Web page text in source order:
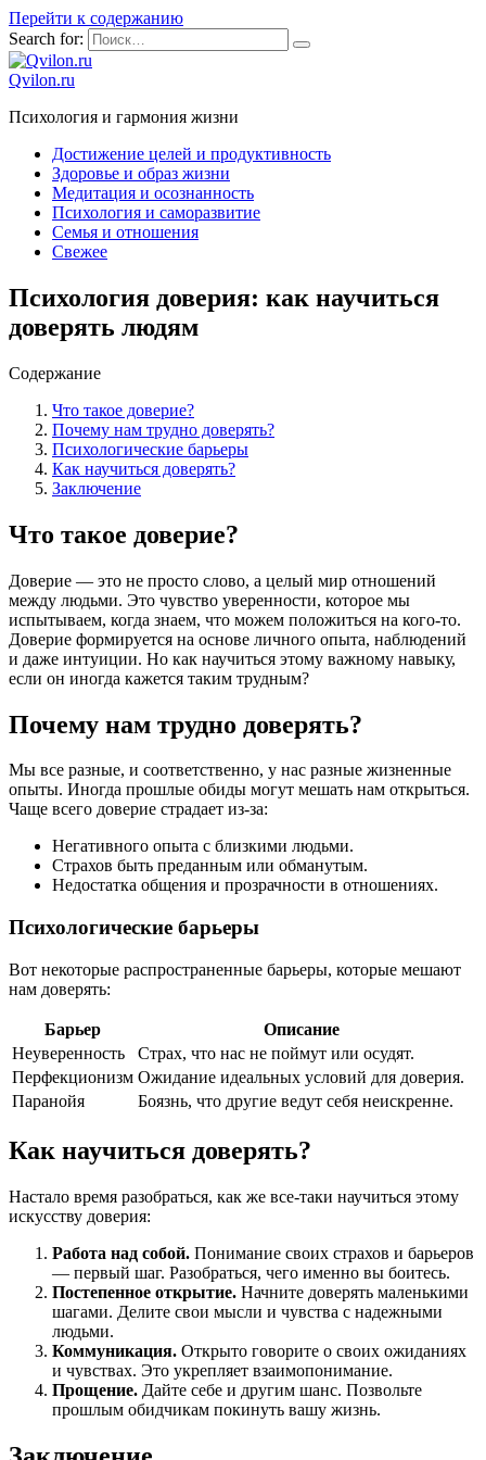
Перейти к содержанию
Search for:
Qvilon.ru
Психология и гармония жизни
Достижение целей и продуктивность
Здоровье и образ жизни
Медитация и осознанность
Психология и саморазвитие
Семья и отношения
Свежее
Психология доверия: как научиться
доверять людям
Содержание
Что такое доверие?
Почему нам трудно доверять?
Психологические барьеры
Как научиться доверять?
Заключение
Что такое доверие?
Доверие — это не просто слово, а целый мир отношений
между людьми. Это чувство уверенности, которое мы
испытываем, когда знаем, что можем положиться на кого-то.
Доверие формируется на основе личного опыта, наблюдений
и даже интуиции. Но как научиться этому важному навыку,
если он иногда кажется таким трудным?
Почему нам трудно доверять?
Мы все разные, и соответственно, у нас разные жизненные
опыты. Иногда прошлые обиды могут мешать нам открыться.
Чаще всего доверие страдает из-за:
Негативного опыта с близкими людьми.
Страхов быть преданным или обманутым.
Недостатка общения и прозрачности в отношениях.
Психологические барьеры
Вот некоторые распространенные барьеры, которые мешают
нам доверять:
Барьер
Описание
Неуверенность
Страх, что нас не поймут или осудят.
Перфекционизм Ожидание идеальных условий для доверия.
Паранойя
Боязнь, что другие ведут себя неискренне.
Как научиться доверять?
Настало время разобраться, как же все-таки научиться этому
искусству доверия:
Работа над собой. Понимание своих страхов и барьеров
— первый шаг. Разобраться, чего именно вы боитесь.
Постепенное открытие. Начните доверять маленькими
шагами. Делите свои мысли и чувства с надежными
людьми.
Коммуникация. Открыто говорите о своих ожиданиях
и чувствах. Это укрепляет взаимопонимание.
Прощение. Дайте себе и другим шанс. Позвольте
прошлым обидчикам покинуть вашу жизнь.